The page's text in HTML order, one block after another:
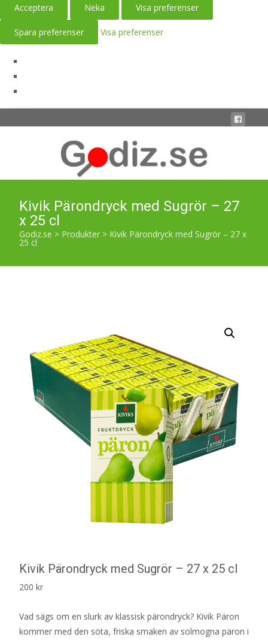
Acceptera Neka Visa preferenser
Spara preferenser Visa preferenser
Kivik Pärondryck med Sugrör – 27
x 25 cl
Godiz.se > Produkter > Kivik Pärondryck med Sugrör – 27 x
25 cl
Kivik Pärondryck med Sugrör – 27 x 25 cl
200 kr
Vad sägs om en slurk av klassisk pärondryck? Kivik Päron
kommer med den söta, friska smaken av solmogna päron i